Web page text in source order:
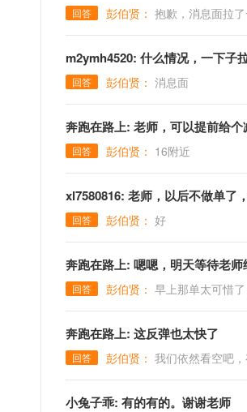
回答 彭伯贤： 抱歉，消息面拉
m2ymh4520: 什么情况，一下子
回答 彭伯贤： 消息面
奔跑在路上: 老师，可以提前给
回答 彭伯贤： 16附近
xl7580816: 老师，以后不做单了
回答 彭伯贤： 好
奔跑在路上: 嗯嗯，明天等待老
回答 彭伯贤： 早上那单太可惜
奔跑在路上: 这反弹也太快了
回答 彭伯贤： 我们依然看空吧
小兔子乖: 有的有的。谢谢老师